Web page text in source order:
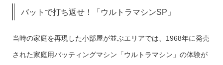
バットで打ち返せ！「ウルトラマシンSP」
当時の家庭を再現した小部屋が並ぶエリアでは、1968年に発売
された家庭用バッティングマシン「ウルトラマシン」の体験が